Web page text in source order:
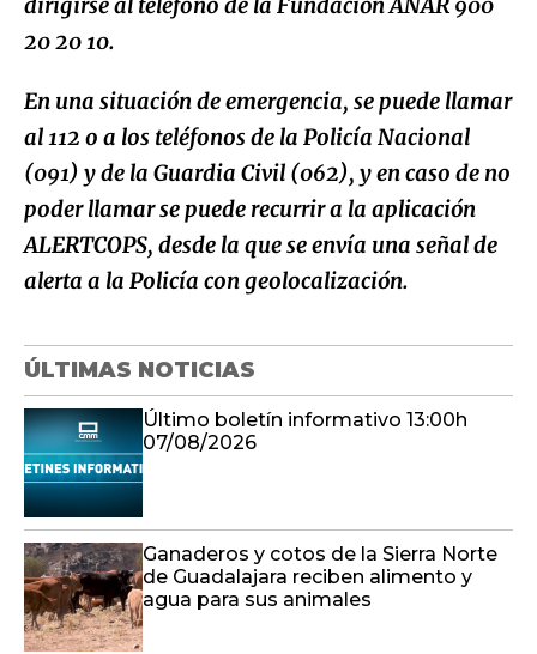
dirigirse al teléfono de la Fundación ANAR 900
20 20 10.
En una situación de emergencia, se puede llamar
al 112 o a los teléfonos de la Policía Nacional
(091) y de la Guardia Civil (062), y en caso de no
poder llamar se puede recurrir a la aplicación
ALERTCOPS, desde la que se envía una señal de
alerta a la Policía con geolocalización.
ÚLTIMAS NOTICIAS
Último boletín informativo 13:00h
07/08/2026
Ganaderos y cotos de la Sierra Norte
de Guadalajara reciben alimento y
agua para sus animales